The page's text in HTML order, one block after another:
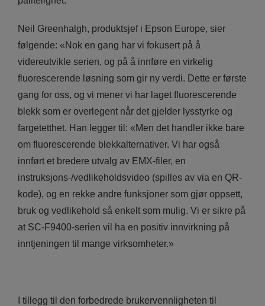
Neil Greenhalgh, produktsjef i Epson Europe, sier
følgende: «Nok en gang har vi fokusert på å
videreutvikle serien, og på å innføre en virkelig
fluorescerende løsning som gir ny verdi. Dette er første
gang for oss, og vi mener vi har laget fluorescerende
blekk som er overlegent når det gjelder lysstyrke og
fargetetthet. Han legger til: «Men det handler ikke bare
om fluorescerende blekkalternativer. Vi har også
innført et bredere utvalg av EMX-filer, en
instruksjons-/vedlikeholdsvideo (spilles av via en QR-
kode), og en rekke andre funksjoner som gjør oppsett,
bruk og vedlikehold så enkelt som mulig. Vi er sikre på
at SC-F9400-serien vil ha en positiv innvirkning på
inntjeningen til mange virksomheter.»
I tillegg til den forbedrede brukervennligheten til